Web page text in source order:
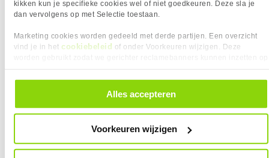
kikken kun je specifieke cookies wel of niet goedkeuren. Deze sla je
dan vervolgens op met Selectie toestaan.
Marketing cookies worden gedeeld met derde partijen. Een overzicht
vind je in het cookiebeleid of onder Voorkeuren wijzigen. Deze
alle cookies. Je kunt je gegeven toestemming altijd intrekken, dit doe je
door in de footer van onze website te klikken op ‘Cookievoorkeuren’
Alles accepteren
Voorkeuren wijzigen